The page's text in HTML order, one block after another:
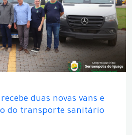
duas novas vans e
do transporte sanitário